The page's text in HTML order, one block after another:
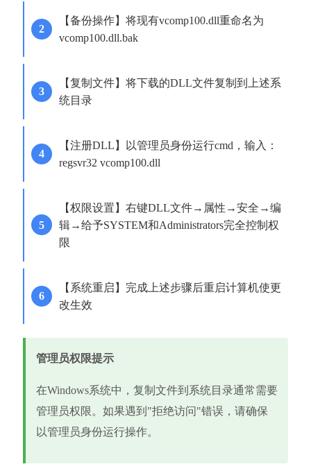
【备份操作】将现有vcomp100.dll重命名为
vcomp100.dll.bak
【复制文件】将下载的DLL文件复制到上述系
统目录
【注册DLL】以管理员身份运行cmd，输入：
regsvr32 vcomp100.dll
【权限设置】右键DLL文件→属性→安全→编
辑→给予SYSTEM和Administrators完全控制权
限
【系统重启】完成上述步骤后重启计算机使更
改生效
管理员权限提示
在Windows系统中，复制文件到系统目录通常需要
管理员权限。如果遇到"拒绝访问"错误，请确保
以管理员身份运行操作。